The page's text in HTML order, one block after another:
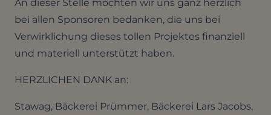
An dieser Stelle möchten wir uns ganz herzlich
bei allen Sponsoren bedanken, die uns bei
Verwirklichung dieses tollen Projektes finanziell
und materiell unterstützt haben.
HERZLICHEN DANK an:
Stawag, Bäckerei Prümmer, Bäckerei Lars Jacobs,